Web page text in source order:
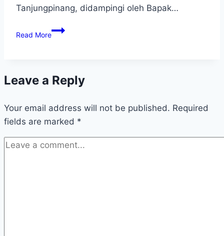
Tanjungpinang, didampingi oleh Bapak…
Read More
Leave a Reply
Your email address will not be published. Required
fields are marked *